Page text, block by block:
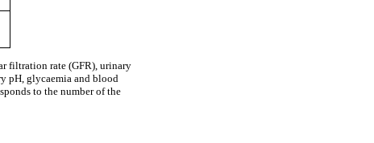
filtration rate (GFR), urinary
pH, glycaemia and blood
to the number of the